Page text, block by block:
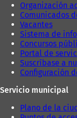
Organización
Comunicados
Vacantes
Sistema de
Concursos
Portal de
Suscríbase a
Configuración
Servicio municipal
Plano de la